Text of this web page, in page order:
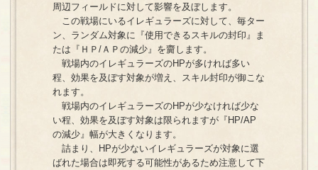
周辺フィールドに対して影響を及ぼします。
この戦場にいるイレギュラーズに対して、毎ター
ン、ランダム対象に『使用できるスキルの封印』ま
たは『ＨＰ/ＡＰの減少』を齎します。
戦場内のイレギュラーズのHPが多ければ多い
程、効果を及ぼす対象が増え、スキル封印が御こな
れます。
戦場内のイレギュラーズのHPが少なければ少な
い程、効果を及ぼす対象は限られますが『HP/AP
の減少』幅が大きくなります。
詰まり、HPが少ないイレギュラーズが対象に選
ばれた場合は即死する可能性があるため注意して下